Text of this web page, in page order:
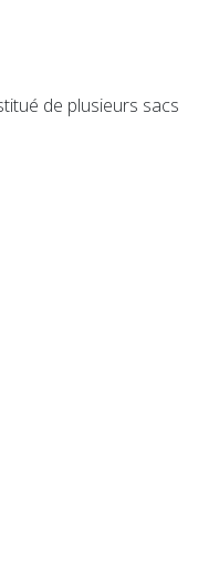
de plusieurs sacs